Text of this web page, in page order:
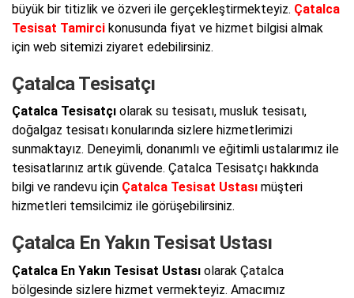
büyük bir titizlik ve özveri ile gerçekleştirmekteyiz. Çatalca
Tesisat Tamirci konusunda fiyat ve hizmet bilgisi almak
için web sitemizi ziyaret edebilirsiniz.
Çatalca Tesisatçı
Çatalca Tesisatçı olarak su tesisatı, musluk tesisatı,
doğalgaz tesisatı konularında sizlere hizmetlerimizi
sunmaktayız. Deneyimli, donanımlı ve eğitimli ustalarımız ile
tesisatlarınız artık güvende. Çatalca Tesisatçı hakkında
bilgi ve randevu için Çatalca Tesisat Ustası müşteri
hizmetleri temsilcimiz ile görüşebilirsiniz.
Çatalca En Yakın Tesisat Ustası
Çatalca En Yakın Tesisat Ustası olarak Çatalca
bölgesinde sizlere hizmet vermekteyiz. Amacımız